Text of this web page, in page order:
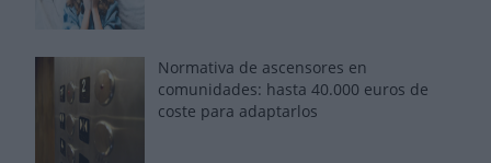
Normativa de ascensores en
comunidades: hasta 40.000 euros de
coste para adaptarlos